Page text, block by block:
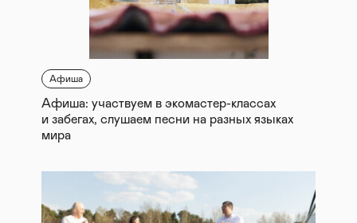
Афиша
Афиша: участвуем в экомастер-классах
и забегах, слушаем песни на разных языках
мира